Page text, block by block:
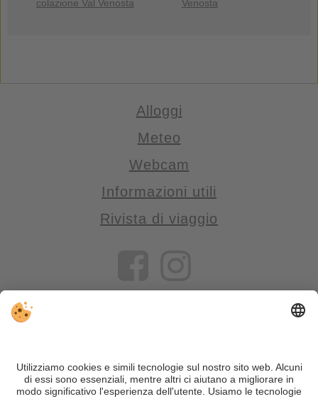
colazione Val Venosta
Venosta
Alloggi
Meteo
Webcam
Informazioni utili
Rivista di viaggio
VIVOSüdtirol è il portale di viaggio per chi desidera vivere il
Trentino Alto Adige davvero – con consigli autentici, alloggi e